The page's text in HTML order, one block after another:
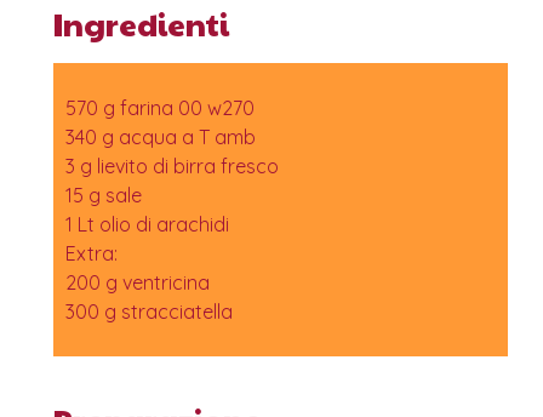
Ingredienti
570 g farina 00 w270
340 g acqua a T amb
3 g lievito di birra fresco
15 g sale
1 Lt olio di arachidi
Extra:
200 g ventricina
300 g stracciatella